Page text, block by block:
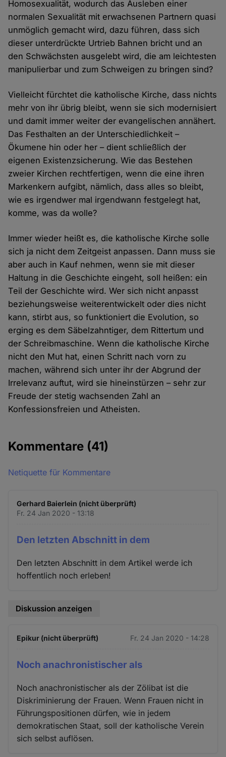
Homosexualität, wodurch das Ausleben einer
normalen Sexualität mit erwachsenen Partnern quasi
unmöglich gemacht wird, dazu führen, dass sich
dieser unterdrückte Urtrieb Bahnen bricht und an
den Schwächsten ausgelebt wird, die am leichtesten
manipulierbar und zum Schweigen zu bringen sind?
Vielleicht fürchtet die katholische Kirche, dass nichts
mehr von ihr übrig bleibt, wenn sie sich modernisiert
und damit immer weiter der evangelischen annähert.
Das Festhalten an der Unterschiedlichkeit –
Ökumene hin oder her – dient schließlich der
eigenen Existenzsicherung. Wie das Bestehen
zweier Kirchen rechtfertigen, wenn die eine ihren
Markenkern aufgibt, nämlich, dass alles so bleibt,
wie es irgendwer mal irgendwann festgelegt hat,
komme, was da wolle?
Immer wieder heißt es, die katholische Kirche solle
sich ja nicht dem Zeitgeist anpassen. Dann muss sie
aber auch in Kauf nehmen, wenn sie mit dieser
Haltung in die Geschichte eingeht, soll heißen: ein
Teil der Geschichte wird. Wer sich nicht anpasst
beziehungsweise weiterentwickelt oder dies nicht
kann, stirbt aus, so funktioniert die Evolution, so
erging es dem Säbelzahntiger, dem Rittertum und
der Schreibmaschine. Wenn die katholische Kirche
nicht den Mut hat, einen Schritt nach vorn zu
machen, während sich unter ihr der Abgrund der
Irrelevanz auftut, wird sie hineinstürzen – sehr zur
Freude der stetig wachsenden Zahl an
Konfessionsfreien und Atheisten.
Kommentare (41)
Netiquette für Kommentare
Gerhard Baierlein (nicht überprüft)
Fr. 24 Jan 2020 - 13:18
Den letzten Abschnitt in dem
Den letzten Abschnitt in dem Artikel werde ich
hoffentlich noch erleben!
Diskussion anzeigen
Epikur (nicht überprüft) Fr. 24 Jan 2020 - 14:28
Noch anachronistischer als
Noch anachronistischer als der Zölibat ist die
Diskriminierung der Frauen. Wenn Frauen nicht in
Führungspositionen dürfen, wie in jedem
demokratischen Staat, soll der katholische Verein
sich selbst auflösen.